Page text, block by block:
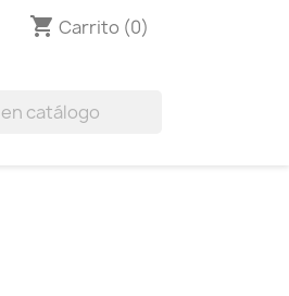
shopping_cart Carrito (0)